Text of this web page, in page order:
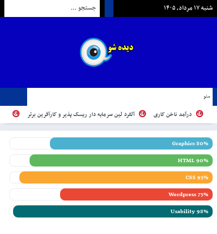
شنبه ۱۷ مرداد, ۱۴۰۵
منو
درآمد ناخن کاری آلفرد لین سرمایه دار ریسک پذیر و کارآفرین برتر
Graphics 80%
HTML 90%
CSS 95%
Wordpress 75%
Usability 98%